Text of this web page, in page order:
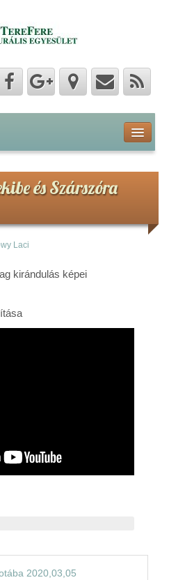
és Szárszóra
Laci
kirándulás képei
2020,03,05